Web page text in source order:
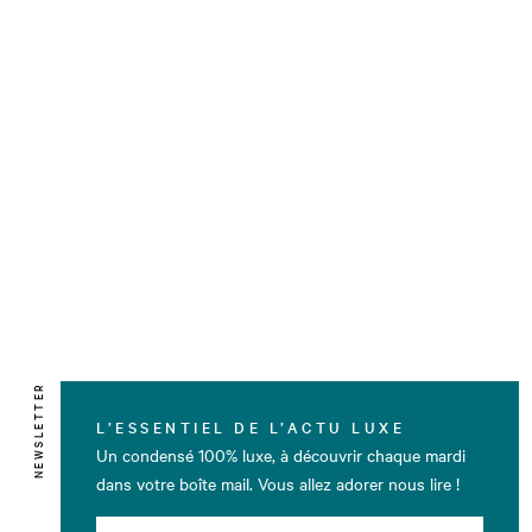
NEWSLETTER L’ESSENTIEL DE L’ACTU LUXE
Un condensé 100% luxe, à découvrir chaque mardi
dans votre boîte mail. Vous allez adorer nous lire !